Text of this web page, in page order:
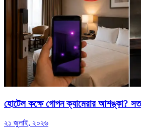
হোটেল কক্ষে গোপন ক্যামেরার আশঙ্কা?
২১ জুলাই, ২০২৬